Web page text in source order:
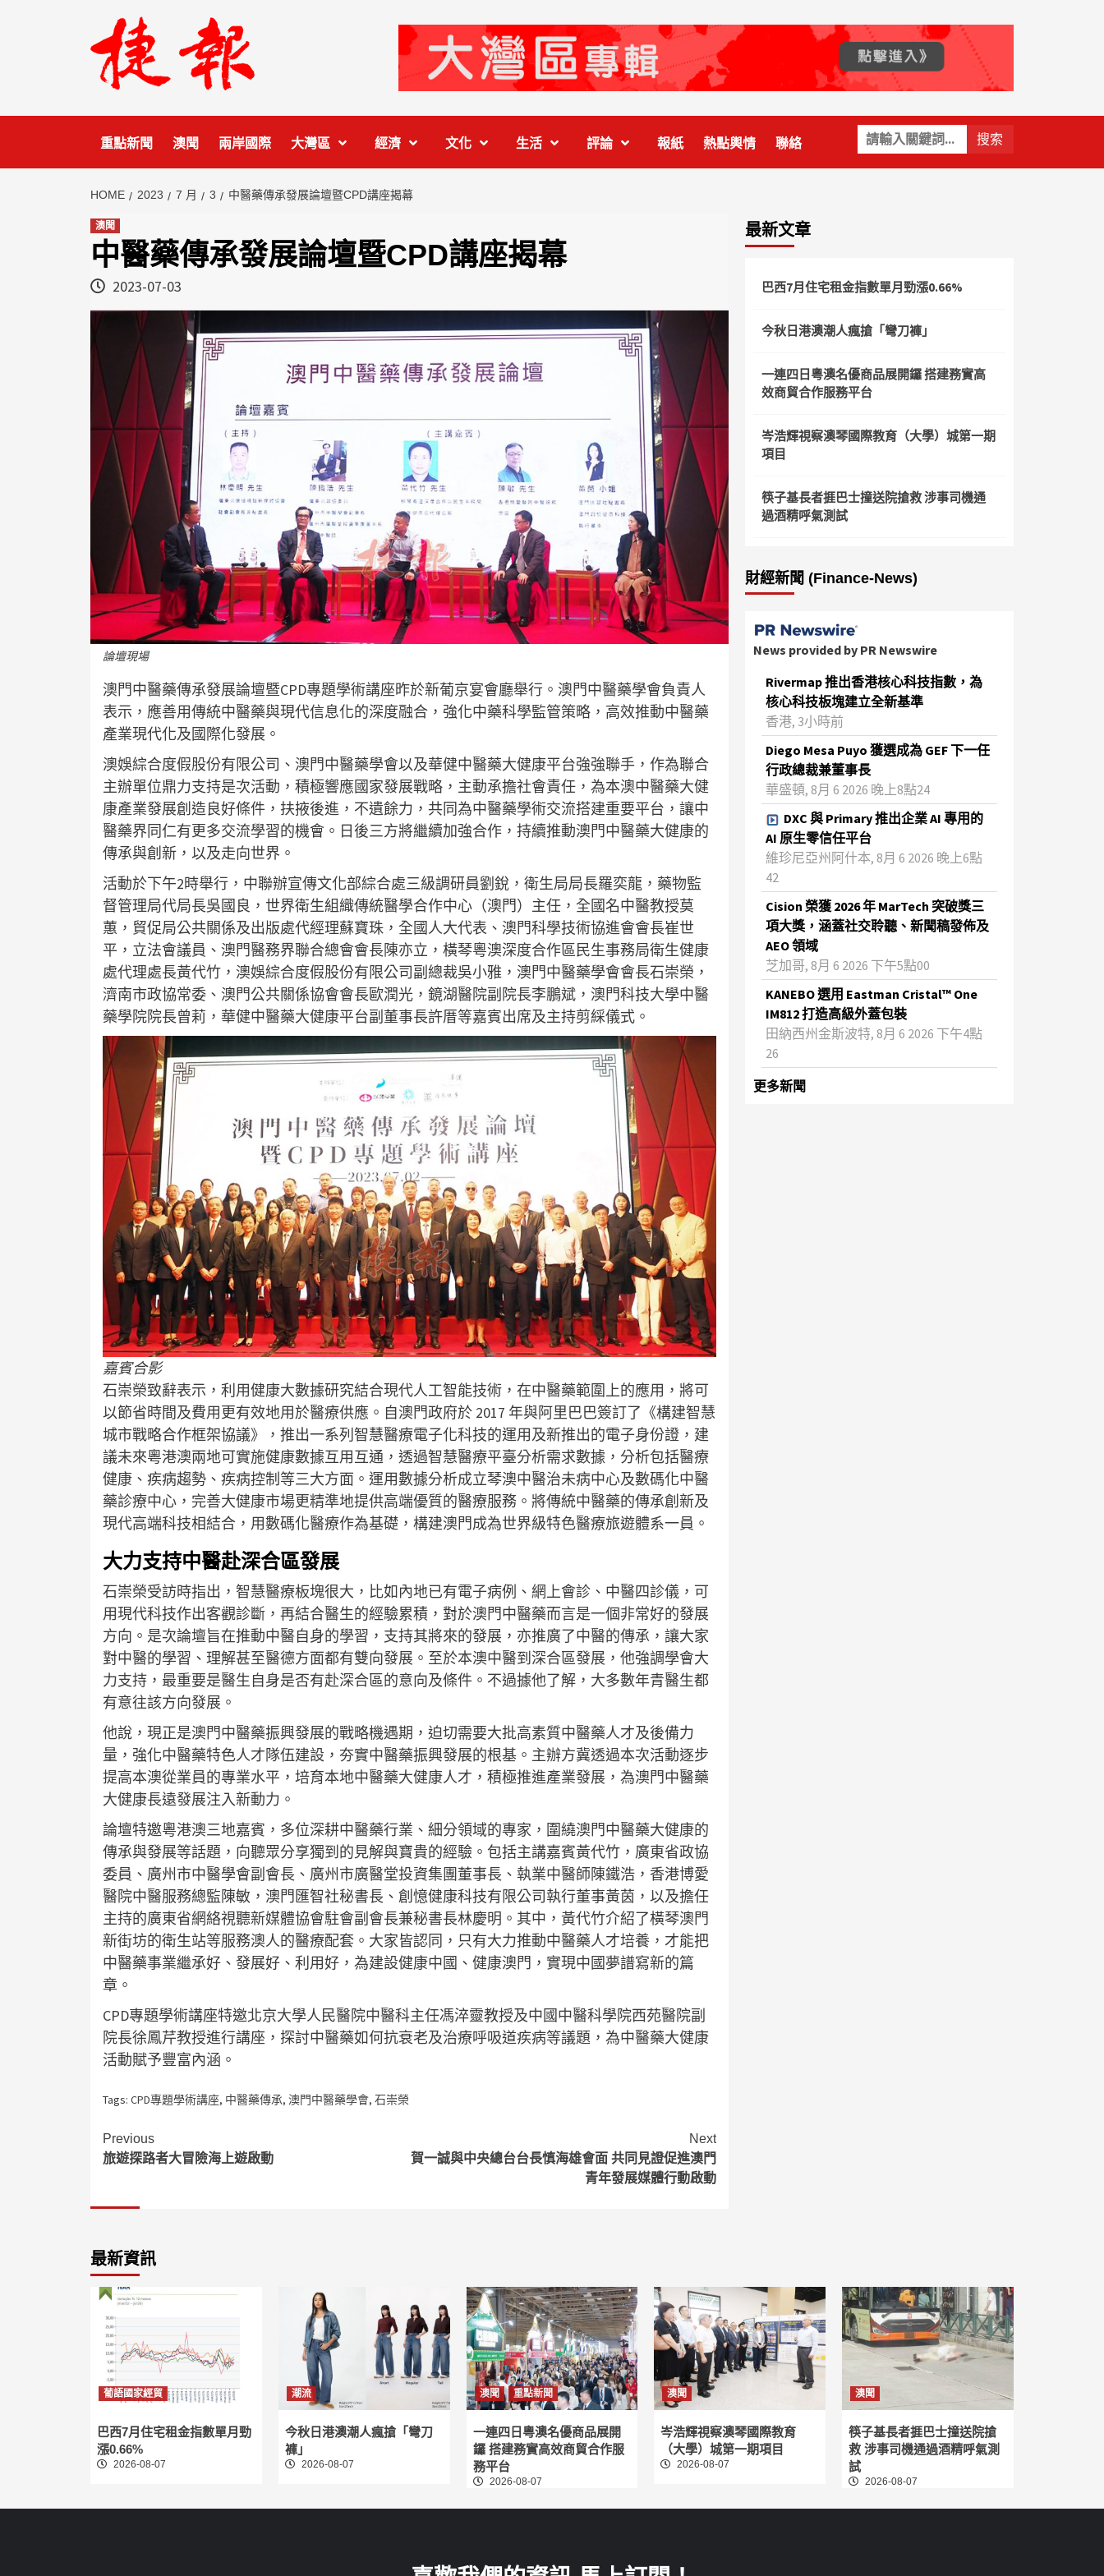
關
鍵
字:
重點新聞 澳聞 兩岸國際 大灣區 經濟 文化 生活 評論 報紙 熱點輿情 聯絡
HOME 2023 7 月 3 中醫藥傳承發展論壇暨CPD講座揭幕
澳聞
中醫藥傳承發展論壇暨CPD講座揭幕
2023-07-03
論壇現場
澳門中醫藥傳承發展論壇暨CPD專題學術講座昨於新葡京宴會廳舉行。澳門中醫藥學會負責人
表示，應善用傳統中醫藥與現代信息化的深度融合，強化中藥科學監管策略，高效推動中醫藥
產業現代化及國際化發展。
澳娛綜合度假股份有限公司、澳門中醫藥學會以及華健中醫藥大健康平台強強聯手，作為聯合
主辦單位鼎力支持是次活動，積極響應國家發展戰略，主動承擔社會責任，為本澳中醫藥大健
康產業發展創造良好條件，扶掖後進，不遺餘力，共同為中醫藥學術交流搭建重要平台，讓中
醫藥界同仁有更多交流學習的機會。日後三方將繼續加強合作，持續推動澳門中醫藥大健康的
傳承與創新，以及走向世界。
活動於下午2時舉行，中聯辦宣傳文化部綜合處三級調研員劉銳，衛生局局長羅奕龍，藥物監
督管理局代局長吳國良，世界衛生組織傳統醫學合作中心（澳門）主任，全國名中醫教授莫
蕙，貿促局公共關係及出版處代經理蘇寶珠，全國人大代表、澳門科學技術協進會會長崔世
平，立法會議員、澳門醫務界聯合總會會長陳亦立，橫琴粵澳深度合作區民生事務局衛生健康
處代理處長黃代竹，澳娛綜合度假股份有限公司副總裁吳小雅，澳門中醫藥學會會長石崇榮，
濟南市政協常委、澳門公共關係協會會長歐潤光，鏡湖醫院副院長李鵬斌，澳門科技大學中醫
藥學院院長曾莉，華健中醫藥大健康平台副董事長許厝等嘉賓出席及主持剪綵儀式。
嘉賓合影
石崇榮致辭表示，利用健康大數據研究結合現代人工智能技術，在中醫藥範圍上的應用，將可
以節省時間及費用更有效地用於醫療供應。自澳門政府於 2017 年與阿里巴巴簽訂了《構建智慧
城市戰略合作框架協議》，推出一系列智慧醫療電子化科技的運用及新推出的電子身份證，建
議未來粵港澳兩地可實施健康數據互用互通，透過智慧醫療平臺分析需求數據，分析包括醫療
健康、疾病趨勢、疾病控制等三大方面。運用數據分析成立琴澳中醫治未病中心及數碼化中醫
藥診療中心，完善大健康市場更精準地提供高端優質的醫療服務。將傳統中醫藥的傳承創新及
現代高端科技相結合，用數碼化醫療作為基礎，構建澳門成為世界級特色醫療旅遊體系一員。
大力支持中醫赴深合區發展
石崇榮受訪時指出，智慧醫療板塊很大，比如內地已有電子病例、網上會診、中醫四診儀，可
用現代科技作出客觀診斷，再結合醫生的經驗累積，對於澳門中醫藥而言是一個非常好的發展
方向。是次論壇旨在推動中醫自身的學習，支持其將來的發展，亦推廣了中醫的傳承，讓大家
對中醫的學習、理解甚至醫德方面都有雙向發展。至於本澳中醫到深合區發展，他強調學會大
力支持，最重要是醫生自身是否有赴深合區的意向及條件。不過據他了解，大多數年青醫生都
有意往該方向發展。
他說，現正是澳門中醫藥振興發展的戰略機遇期，迫切需要大批高素質中醫藥人才及後備力
量，強化中醫藥特色人才隊伍建設，夯實中醫藥振興發展的根基。主辦方冀透過本次活動逐步
提高本澳從業員的專業水平，培育本地中醫藥大健康人才，積極推進產業發展，為澳門中醫藥
大健康長遠發展注入新動力。
論壇特邀粵港澳三地嘉賓，多位深耕中醫藥行業、細分領域的專家，圍繞澳門中醫藥大健康的
傳承與發展等話題，向聽眾分享獨到的見解與寶貴的經驗。包括主講嘉賓黃代竹，廣東省政協
委員、廣州市中醫學會副會長、廣州市廣醫堂投資集團董事長、執業中醫師陳鐵浩，香港博愛
醫院中醫服務總監陳敏，澳門匯智社秘書長、創憶健康科技有限公司執行董事黃茵，以及擔任
主持的廣東省網絡視聽新媒體協會駐會副會長兼秘書長林慶明。其中，黃代竹介紹了橫琴澳門
新街坊的衛生站等服務澳人的醫療配套。大家皆認同，只有大力推動中醫藥人才培養，才能把
中醫藥事業繼承好、發展好、利用好，為建設健康中國、健康澳門，實現中國夢譜寫新的篇
章。
CPD專題學術講座特邀北京大學人民醫院中醫科主任馮淬靈教授及中國中醫科學院西苑醫院副
院長徐鳳芹教授進行講座，探討中醫藥如何抗衰老及治療呼吸道疾病等議題，為中醫藥大健康
活動賦予豐富內涵。
Tags: CPD專題學術講座, 中醫藥傳承, 澳門中醫藥學會, 石崇榮
Continue
Reading
Previous
旅遊探路者大冒險海上遊啟動
Next
賀一誠與中央總台台長慎海雄會面 共同見證促進澳門
青年發展媒體行動啟動
最新文章
巴西7月住宅租金指數單月勁漲0.66%
今秋日港澳潮人瘋搶「彎刀褲」
一連四日粵澳名優商品展開鑼 搭建務實高
效商貿合作服務平台
岑浩輝視察澳琴國際教育（大學）城第一期
項目
筷子基長者捱巴士撞送院搶救 涉事司機通
過酒精呼氣測試
財經新聞 (Finance-News)
News provided by PR Newswire
Rivermap 推出香港核心科技指數，為
核心科技板塊建立全新基準
香港, 3小時前
Diego Mesa Puyo 獲選成為 GEF 下一任
行政總裁兼董事長
華盛頓, 8月 6 2026 晚上8點24
DXC 與 Primary 推出企業 AI 專用的
AI 原生零信任平台
維珍尼亞州阿什本, 8月 6 2026 晚上6點
42
Cision 榮獲 2026 年 MarTech 突破獎三
項大獎，涵蓋社交聆聽、新聞稿發佈及
AEO 領域
芝加哥, 8月 6 2026 下午5點00
KANEBO 選用 Eastman Cristal™ One
IM812 打造高級外蓋包裝
田納西州金斯波特, 8月 6 2026 下午4點
26
更多新聞
最新資訊
葡語國家經貿
巴西7月住宅租金指數單月勁
漲0.66%
2026-08-07
潮流
今秋日港澳潮人瘋搶「彎刀
褲」
2026-08-07
澳聞 重點新聞
一連四日粵澳名優商品展開
鑼 搭建務實高效商貿合作服
務平台
2026-08-07
澳聞
岑浩輝視察澳琴國際教育
（大學）城第一期項目
2026-08-07
澳聞
筷子基長者捱巴士撞送院搶
救 涉事司機通過酒精呼氣測
試
2026-08-07